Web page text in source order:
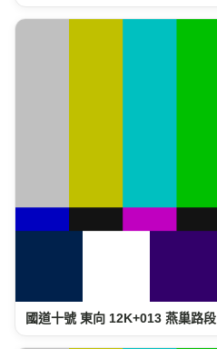
國道十號 東向 12K+013 燕巢路段